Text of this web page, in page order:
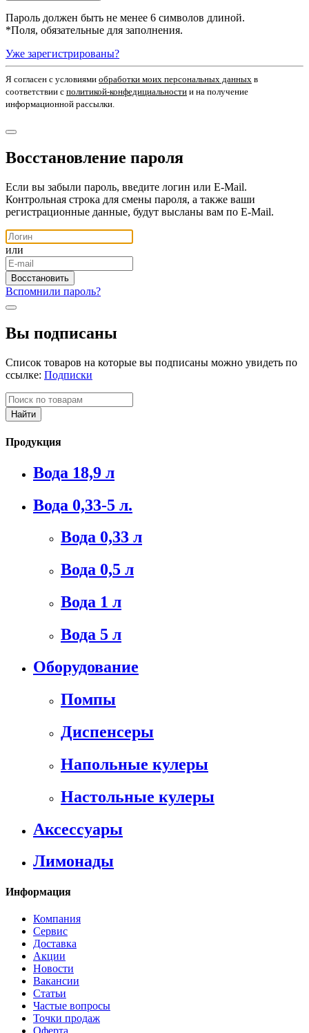
Пароль должен быть не менее 6 символов длиной.
*Поля, обязательные для заполнения.
Уже зарегистрированы?
Я согласен c условиями обработки моих персональных данных в
соответствии с политикой-конфедициальности и на получение
информационной рассылки.
Восстановление пароля
Если вы забыли пароль, введите логин или E-Mail.
Контрольная строка для смены пароля, а также ваши
регистрационные данные, будут высланы вам по E-Mail.
или
Вспомнили пароль?
Вы подписаны
Список товаров на которые вы подписаны можно увидеть по
ссылке: Подписки
Продукция
Вода 18,9 л
Вода 0,33-5 л.
Вода 0,33 л
Вода 0,5 л
Вода 1 л
Вода 5 л
Оборудование
Помпы
Диспенсеры
Напольные кулеры
Настольные кулеры
Аксессуары
Лимонады
Информация
Компания
Сервис
Доставка
Акции
Новости
Вакансии
Статьи
Частые вопросы
Точки продаж
Оферта